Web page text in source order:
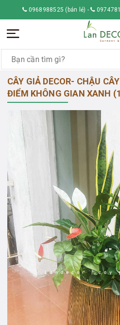
0968988525 (bán lẻ) -
CÂY GIẢ DECOR- CHẬU
ĐIỂM KHÔNG GIAN XANH